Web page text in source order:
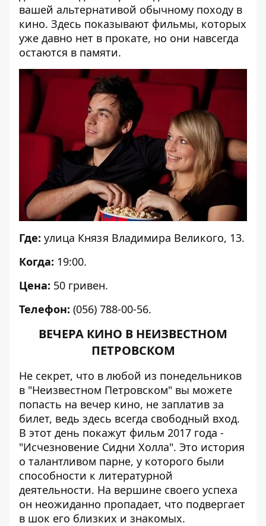
вашей альтернативой обычному походу в
кино. Здесь показывают фильмы, которых
уже давно нет в прокате, но они навсегда
остаются в памяти.
Где: улица Князя Владимира Великого, 13.
Когда: 19:00.
Цена: 50 гривен.
Телефон: (056) 788-00-56.
ВЕЧЕРА КИНО В НЕИЗВЕСТНОМ
ПЕТРОВСКОМ
Не секрет, что в любой из понедельников
в "Неизвестном Петровском" вы можете
попасть на вечер кино, не заплатив за
билет, ведь здесь всегда свободный вход.
В этот день покажут фильм 2017 года -
"Исчезновение Сидни Холла". Это история
о талантливом парне, у которого были
способности к литературной
деятельности. На вершине своего успеха
он неожиданно пропадает, что подвергает
в шок его близких и знакомых.